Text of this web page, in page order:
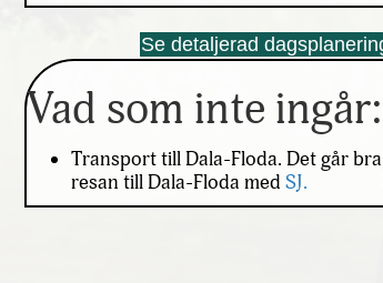
Se detaljerad
Vad som inte ingår:
Transport till Dala-Floda. Det går
resan till Dala-Floda med SJ.